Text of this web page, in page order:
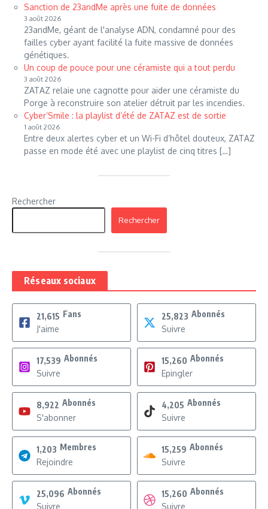
Sanction de 23andMe après une fuite de données
3 août 2026
23andMe, géant de l'analyse ADN, condamné pour des
failles cyber ayant facilité la fuite massive de données
génétiques.
Un coup de pouce pour une céramiste qui a tout perdu
3 août 2026
ZATAZ relaie une cagnotte pour aider une céramiste du
Porge à reconstruire son atelier détruit par les incendies.
Cyber’Smile : la playlist d’été de ZATAZ est de sortie
1 août 2026
Entre deux alertes cyber et un Wi-Fi d’hôtel douteux, ZATAZ
passe en mode été avec une playlist de cinq titres […]
Rechercher
Rechercher
Réseaux sociaux
21,615 Fans
J'aime
25,823 Abonnés
Suivre
17,539 Abonnés
Suivre
15,260 Abonnés
Epingler
8,922 Abonnés
S'abonner
4,205 Abonnés
Suivre
1,203 Membres
Rejoindre
15,259 Abonnés
Suivre
25,096 Abonnés
Suivre
15,260 Abonnés
Suivre